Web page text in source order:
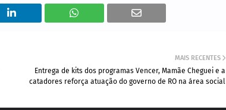
MAIS RECENTES
Entrega de kits dos programas Vencer, Mamãe Cheguei e a
catadores reforça atuação do governo de RO na área social